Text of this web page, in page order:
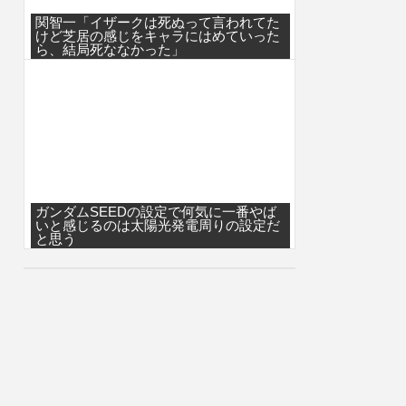
関智一「イザークは死ぬって言われてた
けど芝居の感じをキャラにはめていった
ら、結局死ななかった」
ガンダムSEEDの設定で何気に一番やば
いと感じるのは太陽光発電周りの設定だ
と思う